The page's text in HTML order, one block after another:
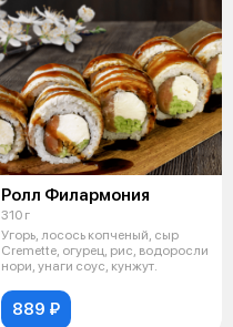
Ролл Филармония
310 г
Угорь, лосось копченый, сыр
Cremette, огурец, рис, водоросли
нори, унаги соус, кунжут.
889 ₽